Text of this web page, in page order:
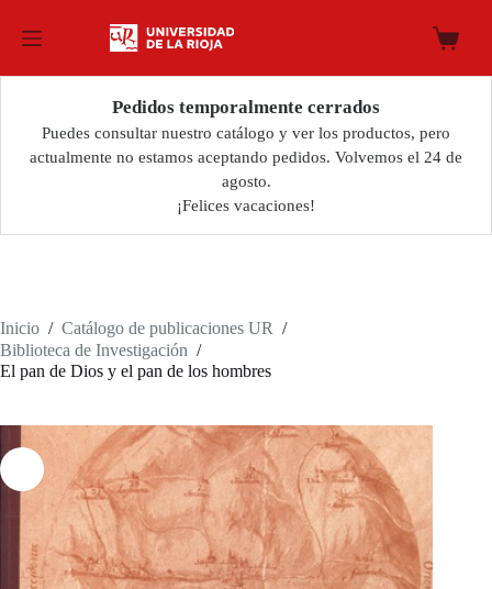
contenido
Carro
Pedidos temporalmente cerrados
Puedes consultar nuestro catálogo y ver los productos, pero
actualmente no estamos aceptando pedidos. Volvemos el 24 de
agosto.
¡Felices vacaciones!
Inicio / Catálogo de publicaciones UR /
Biblioteca de Investigación /
El pan de Dios y el pan de los hombres